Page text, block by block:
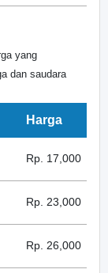
yang
dan saudara
Harga
Rp. 17,000
Rp. 23,000
Rp. 26,000